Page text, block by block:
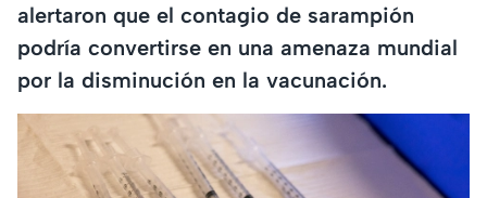
alertaron que el contagio de sarampión
podría convertirse en una amenaza mundial
por la disminución en la vacunación.